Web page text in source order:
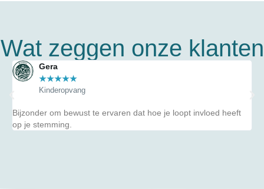
Wat zeggen onze klanten
Gera
★★★★★
Kinderopvang
Bijzonder om bewust te ervaren dat hoe je loopt invloed heeft
op je stemming.